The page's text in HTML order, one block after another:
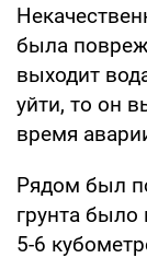
была
выходит
уйти, то он
время
Рядом был
грунта
5-6